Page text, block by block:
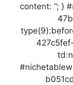
content: ”; }